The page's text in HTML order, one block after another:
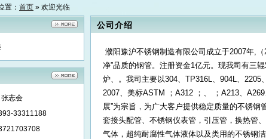
置： 首页 » 欢迎光临
志会
33311188
公司介绍
濮阳豫沪不锈钢制造有限公司成立于2007年,
净”品质的钢管。注册资金1亿元。现我司有三
炉、。我司主要以304、TP316L、904L、2205
2007、美标ASTM ；A312 ；、 ；A213、
展”为宗旨，为广大客户提供稳定质量的不锈
套接头配管、不锈钢仪表管，引压管，换热管
气体，超纯耐腐性气体液体以及类用的不锈钢